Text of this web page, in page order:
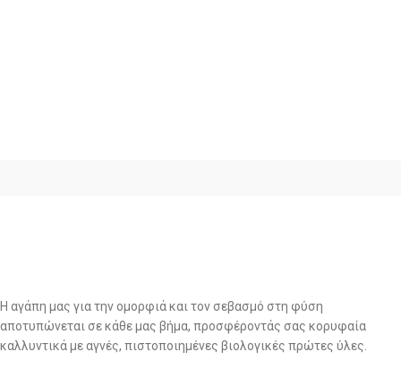
Η αγάπη μας για την ομορφιά και τον σεβασμό στη φύση
αποτυπώνεται σε κάθε μας βήμα, προσφέροντάς σας κορυφαία
καλλυντικά με αγνές, πιστοποιημένες βιολογικές πρώτες ύλες.